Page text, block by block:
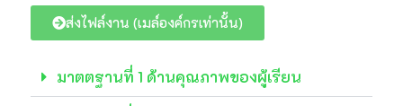
ส่งไฟล์งาน (เมล์องค์กรเท่านั้น)
มาตตฐานที่ 1 ด้านคุณภาพของผู้เรียน